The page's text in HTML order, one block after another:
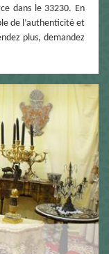
dans le 33230. En
de l’authenticité et
plus, demandez